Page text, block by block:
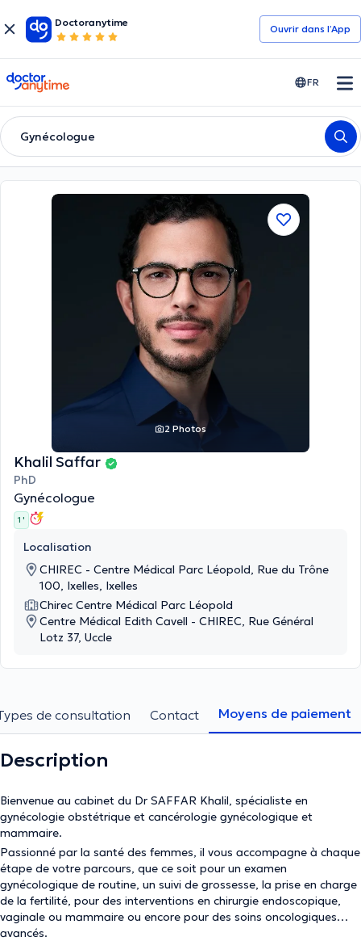
Doctoranytime
Ouvrir dans l’App
doctoranytime FR
Gynécologue
2 Photos
Khalil Saffar
PhD
Gynécologue
1 '
Localisation
CHIREC - Centre Médical Parc Léopold, Rue du Trône
100, Ixelles, Ixelles
Chirec Centre Médical Parc Léopold
Centre Médical Edith Cavell - CHIREC, Rue Général
Lotz 37, Uccle
de consultation Contact Moyens de paiement
Description
Bienvenue au cabinet du Dr SAFFAR Khalil, spécialiste en
gynécologie obstétrique et cancérologie gynécologique et
mammaire.
Passionné par la santé des femmes, il vous accompagne à chaque
étape de votre parcours, que ce soit pour un examen
gynécologique de routine, un suivi de grossesse, la prise en charge
de la fertilité, pour des interventions en chirurgie endoscopique,
vaginale ou mammaire ou encore pour des soins oncologiques
avancés.